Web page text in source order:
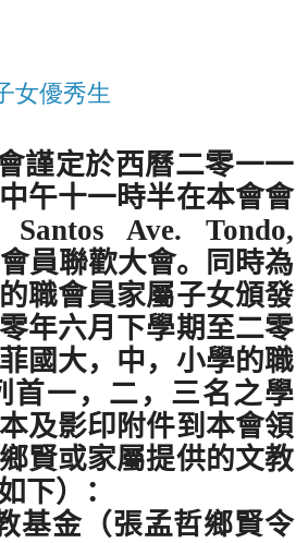
女優秀生
謹定於西曆二零一一
午十一時半在本會會
Ave. Tondo,
員聯歡大會。同時為
職會員家屬子女頒發
年六月下學期至二零
國大，中，小學的職
首一，二，三名之學
及影印附件到本會領
賢或家屬提供的文教
下）：
基金（張孟哲鄉賢令